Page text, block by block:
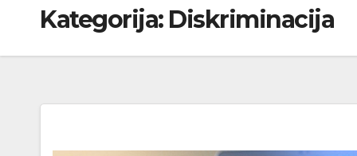
Kategorija: Diskriminacija